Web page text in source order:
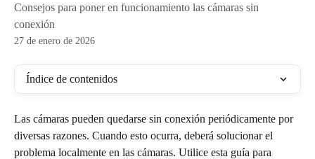
Consejos para poner en funcionamiento las cámaras sin
conexión
27 de enero de 2026
Índice de contenidos
Las cámaras pueden quedarse sin conexión periódicamente por
diversas razones. Cuando esto ocurra, deberá solucionar el
problema localmente en las cámaras. Utilice esta guía para